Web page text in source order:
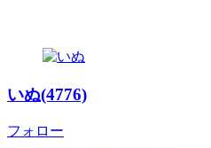
いぬ(4776)
フォロー